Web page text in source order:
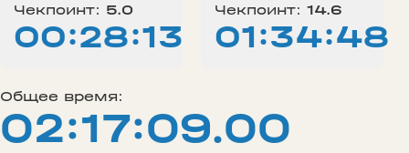
Чекпоинт: 5.0
00:28:13
Чекпоинт: 14.6
01:34:48
Общее время:
02:17:09.00